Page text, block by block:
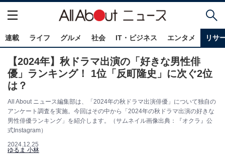
連載 ライフ グルメ 社会 IT・ビジネス エンタメ リサ
【2024年】秋ドラマ出演の「好きな男性俳
優」ランキング！ 1位「反町隆史」に次ぐ2位
は？
All About ニュース編集部は、「2024年の秋ドラマ出演俳優」について独自の
アンケート調査を実施。今回はその中から「2024年の秋ドラマ出演の好きな
男性俳優ランキング」を紹介します。（サムネイル画像出典：『オクラ』公
式Instagram）
2024.12.25
ゆるま 小林